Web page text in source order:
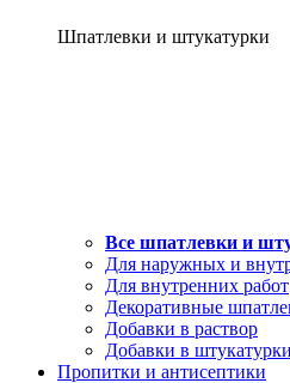
Шпатлевки и штукатурки
Все шпатлевки и
Для наружных и
Для внутренних работ
Декоративные
Добавки в раствор
Добавки в штукатурки
Пропитки и антисептики